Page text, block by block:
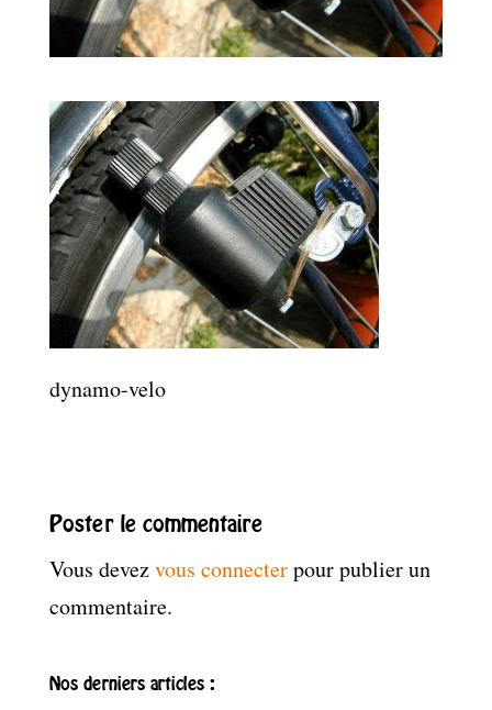
dynamo-velo
Poster le commentaire
Vous devezvous connecterpour publier un
commentaire.
Nos derniers articles :